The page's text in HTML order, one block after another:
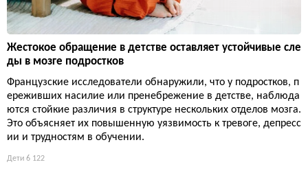
Жестокое обращение в детстве оставляет устойчивые сле
ды в мозге подростков
Французские исследователи обнаружили, что у подростков, п
ереживших насилие или пренебрежение в детстве, наблюда
ются стойкие различия в структуре нескольких отделов мозга.
Это объясняет их повышенную уязвимость к тревоге, депресс
ии и трудностям в обучении.
Дети 6 122